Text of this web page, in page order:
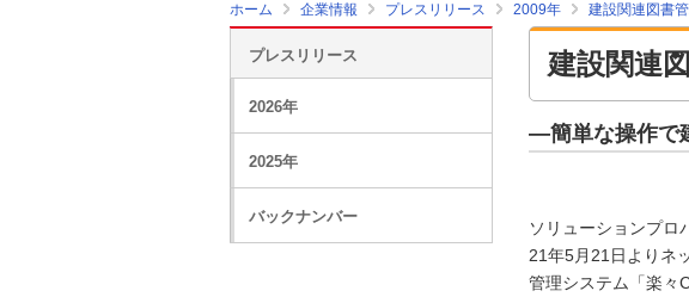
ホーム 企業情報 プレスリリース 2009年 建設関連図書
建設関連
―簡単な操作で
ソリューションプロ
21年5月21日よりネ
管理システム「楽
プレスリリース
2026年
2025年
バックナンバー